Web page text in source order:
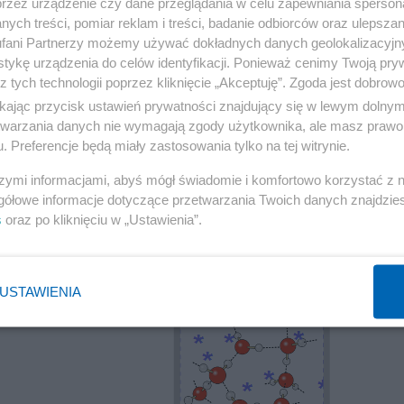
realizacji idei modelu układu, na rysunku wybrana
i lokowane w zbiorniku są przez układ
maszyna elektrostatyczna, działo elektronowe]
treści, pomiar reklam i treści, badanie odbiorców oraz
Partnerzy możemy używać dokładnych danych
urządzenia do celów identyfikacji. Ponieważ cenimy Twoją
tych technologii poprzez kliknięcie „Akceptuję”. Zgoda jest
przycisk ustawień prywatności znajdujący się w lewym
danych nie wymagają zgody użytkownika, ale masz
Preferencje będą miały zastosowania tylko na tej witrynie.
informacjami, abyś mógł świadomie i komfortowo korzystać z
informacje dotyczące przetwarzania Twoich danych
oraz po kliknięciu w „Ustawienia”.
USTAWIENIA